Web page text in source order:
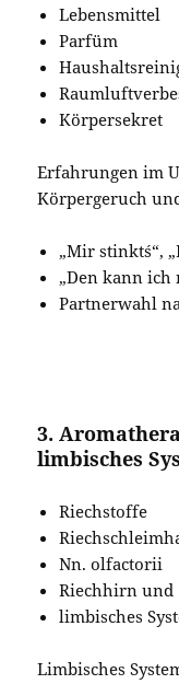
Lebensmittel
Parfüm
Körpersekret
Erfahrungen im
Körpergeruch
„Mir stinkt´s“,
„Den kann ich
Partnerwahl
3.
limbisches
Riechstoffe
Nn. olfactorii
Riechhirn und
limbisches
Limbisches